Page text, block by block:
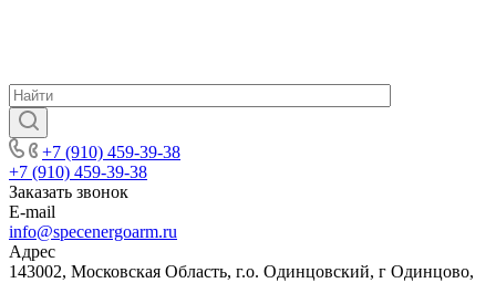
+7 (910) 459-39-38
+7 (910) 459-39-38
Заказать звонок
E-mail
info@specenergoarm.ru
Адрес
143002, Московская Область, г.о. Одинцовский, г Одинцово,